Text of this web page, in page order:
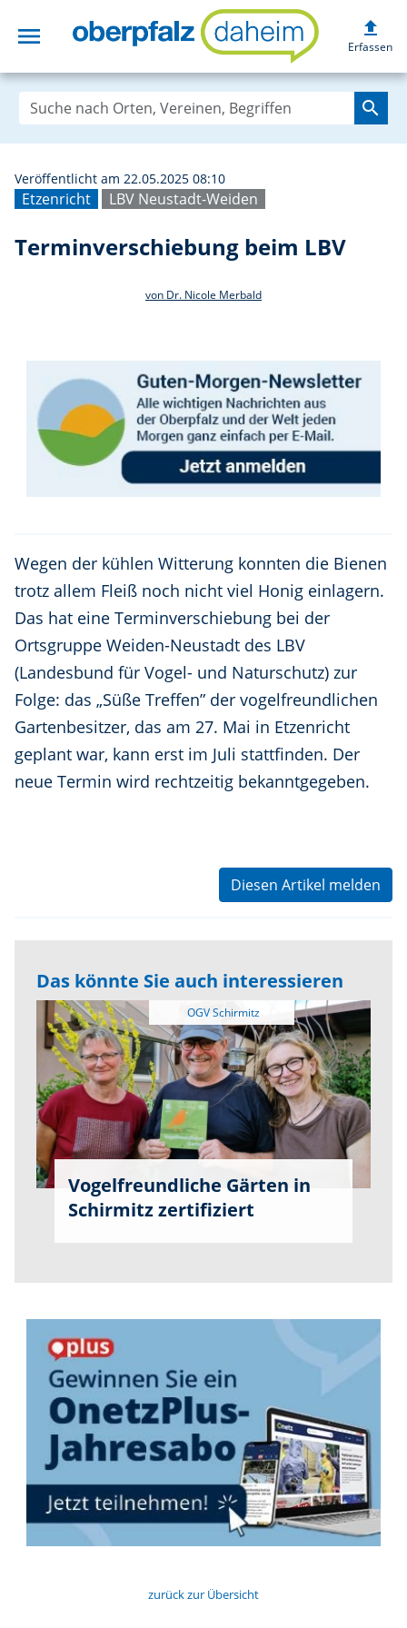
menu upload
Erfassen
search
Etzenricht LBV Neustadt-Weiden
Veröffentlicht am 22.05.2025 08:10
Terminverschiebung beim LBV
von Dr. Nicole Merbald
Wegen der kühlen Witterung konnten die Bienen
trotz allem Fleiß noch nicht viel Honig einlagern.
Das hat eine Terminverschiebung bei der
Ortsgruppe Weiden-Neustadt des LBV
(Landesbund für Vogel- und Naturschutz) zur
Folge: das „Süße Treffen” der vogelfreundlichen
Gartenbesitzer, das am 27. Mai in Etzenricht
geplant war, kann erst im Juli stattfinden. Der
neue Termin wird rechtzeitig bekanntgegeben.
Diesen Artikel melden
Das könnte Sie auch interessieren
OGV Schirmitz
Vogelfreundliche Gärten in
Schirmitz zertifiziert
zurück zur Übersicht